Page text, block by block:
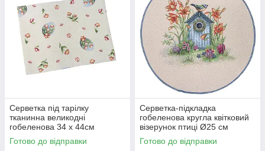
Серветка під тарілку
тканинна великодні
гобеленова 34 х 44см
серветки під тарілки
великодні
Готово до відправки
Серветка-підкладка
гобеленова кругла квітковий
візерунок птиці Ø25 см
Готово до відправки